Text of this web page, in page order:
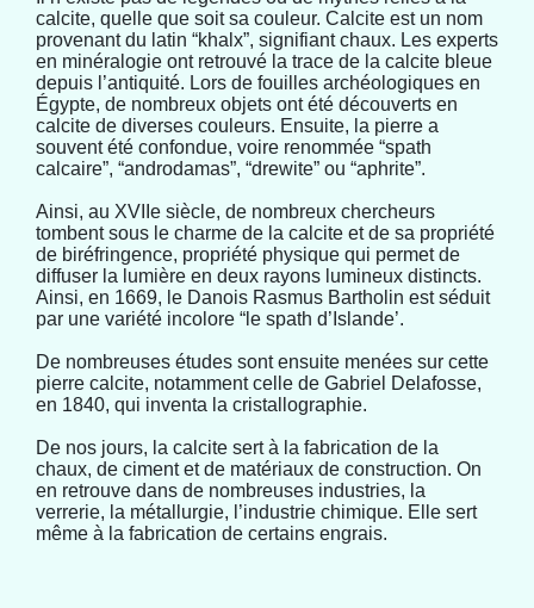
calcite, quelle que soit sa couleur. Calcite est un nom
provenant du latin “khalx”, signifiant chaux. Les experts
en minéralogie ont retrouvé la trace de la calcite bleue
depuis l’antiquité. Lors de fouilles archéologiques en
Égypte, de nombreux objets ont été découverts en
calcite de diverses couleurs. Ensuite, la pierre a
souvent été confondue, voire renommée “spath
calcaire”, “androdamas”, “drewite” ou “aphrite”.
Ainsi, au XVIIe siècle, de nombreux chercheurs
tombent sous le charme de la calcite et de sa propriété
de biréfringence, propriété physique qui permet de
diffuser la lumière en deux rayons lumineux distincts.
Ainsi, en 1669, le Danois Rasmus Bartholin est séduit
par une variété incolore “le spath d’Islande’.
De nombreuses études sont ensuite menées sur cette
pierre calcite, notamment celle de Gabriel Delafosse,
en 1840, qui inventa la cristallographie.
De nos jours, la calcite sert à la fabrication de la
chaux, de ciment et de matériaux de construction. On
en retrouve dans de nombreuses industries, la
verrerie, la métallurgie, l’industrie chimique. Elle sert
même à la fabrication de certains engrais.